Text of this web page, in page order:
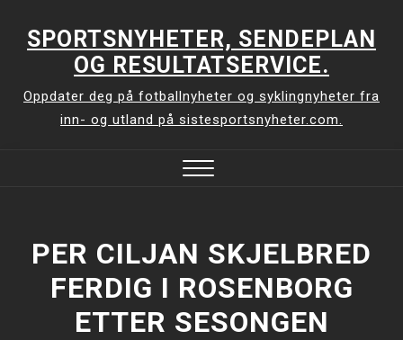
SPORTSNYHETER, SENDEPLAN
OG RESULTATSERVICE.
Oppdater deg på fotballnyheter og syklingnyheter fra
inn- og utland på sistesportsnyheter.com.
PER CILJAN SKJELBRED
FERDIG I ROSENBORG
ETTER SESONGEN